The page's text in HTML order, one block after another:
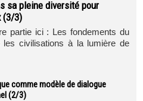
sa pleine diversité pour
(3/3)
partie ici : Les fondements du
les civilisations à la lumière de
comme modèle de dialogue
(2/3)